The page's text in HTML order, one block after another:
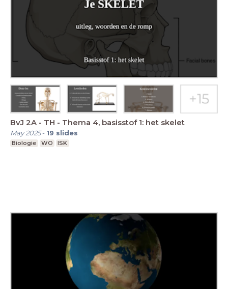
BvJ 2A - TH - Thema 4, basisstof 1: het skelet
May 2025- 19 slides
Biologie WO ISK